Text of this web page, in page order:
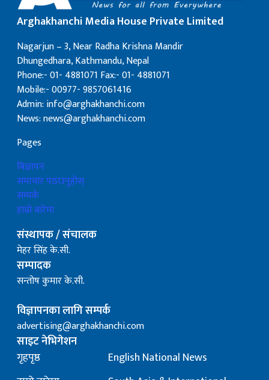
Arghakhanchi Media House Private Limited
Nagarjun – 3, Near Radha Krishna Mandir
Dhungedhara, Kathmandu, Nepal
Phone:- 01- 4881071 Fax:- 01- 4881071
Mobile:- 00977- 9857061416
Admin: info@arghakhanchi.com
News: news@arghakhanchi.com
Pages
बिज्ञापन
समाचार पठाउनुहोस्
सम्पर्क
हाम्रो बारेमा
संस्थापक / संचालक
मेहर सिंह के.सी.
सम्पादक
सन्तोष कुमार के.सी.
विज्ञापनका लागि सम्पर्क
advertising@arghakhanchi.com
साइट नेभिगेशन
गृहपृष्ठ
English National News